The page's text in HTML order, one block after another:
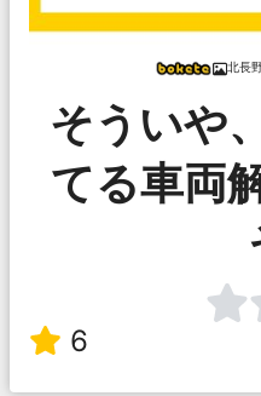
北長
そういや
てる車両
6